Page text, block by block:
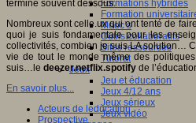
Formations hybrides
Formation
Mooc’s
Outils collaboratifs
Sites ressources
Tutorat
Jeux
Jeu et éducation
Jeux 4/12 ans
Jeux sérieux
Jeux vidéo
termine souvent dessous.
Nombreux sont celle.ux qui ont tenté de
quoi je suis fondamentale pour les
collectivités, combien je suis LA solution…
vie de tout le monde même des
suis…le deezer.netflix.spotify de
En savoir plus...
Acteurs de leducation
Prospective